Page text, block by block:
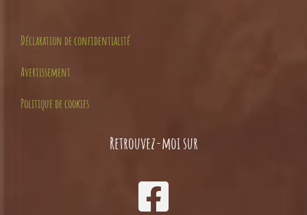
Déclaration de confidentialité
Avertissement
Politique de cookies
Retrouvez-moi sur